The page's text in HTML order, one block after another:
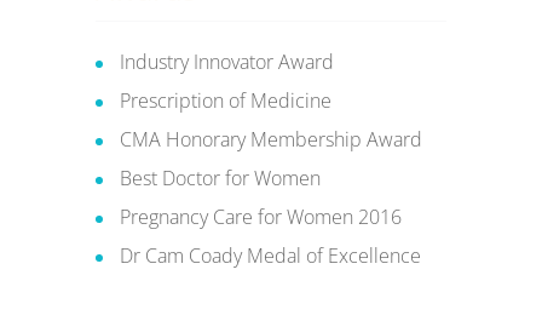
Industry Innovator Award
Prescription of Medicine
CMA Honorary Membership Award
Best Doctor for Women
Pregnancy Care for Women 2016
Dr Cam Coady Medal of Excellence